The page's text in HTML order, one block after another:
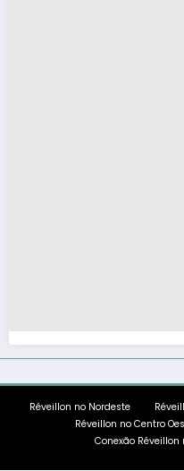
Réveillon no Nordeste
Réveillon no Centro
Conexão Réveillon